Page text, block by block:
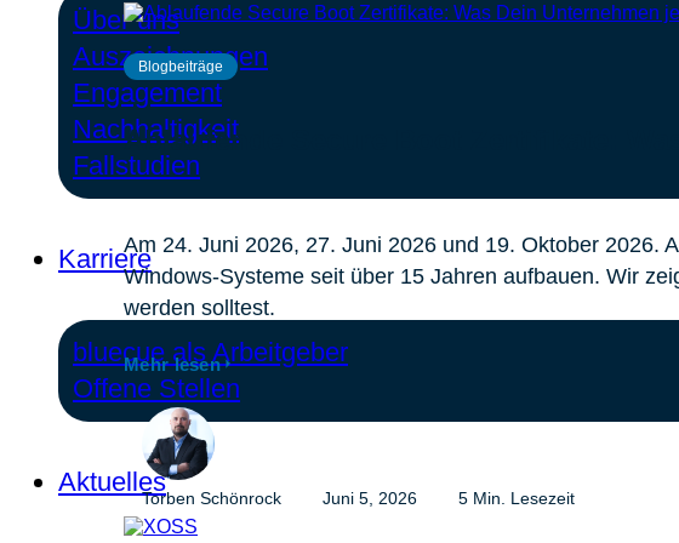
Über uns
Auszeichnungen
Engagement
Nachhaltigkeit
Fallstudien
Karriere
bluecue als Arbeitgeber
Offene Stellen
Aktuelles
Blogbeiträge
Ablaufende Secure Boot Zertifikate:
Am 24. Juni 2026, 27. Juni 2026 und 19. Oktober 2026.
Windows-Systeme seit über 15 Jahren aufbauen. Wir
werden solltest.
Mehr lesen
Torben Schönrock Juni 5, 2026 5 Min. Lesezeit